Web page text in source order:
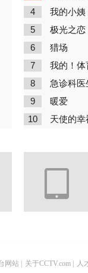
4 我的小姨
5 极光之恋
6 猎场
7 我的！体
8 急诊科医
9 暖爱
10 天使的幸
网站 关于CCTV.com 人